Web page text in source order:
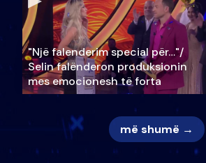
"Një falenderim special për…"/
Selin falënderon produksionin
mes emocionesh të forta
më shumë →